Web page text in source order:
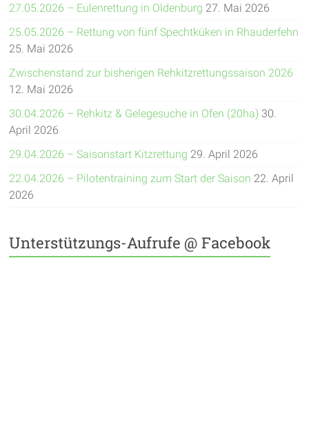
27.05.2026 – Eulenrettung in Oldenburg 27. Mai 2026
25.05.2026 – Rettung von fünf Spechtküken in Rhauderfehn
25. Mai 2026
Zwischenstand zur bisherigen Rehkitzrettungssaison 2026
12. Mai 2026
30.04.2026 – Rehkitz & Gelegesuche in Ofen (20ha) 30.
April 2026
29.04.2026 – Saisonstart Kitzrettung 29. April 2026
22.04.2026 – Pilotentraining zum Start der Saison 22. April
2026
Unterstützungs-Aufrufe @ Facebook